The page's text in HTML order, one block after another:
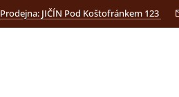
Prodejna: JIČÍN Pod Koštofránkem 123